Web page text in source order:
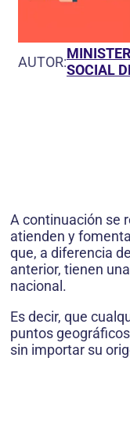
AUTOR:SOCIAL
A continuación se
atienden y
que, a diferencia
anterior, tienen
nacional.
Es decir, que
puntos
sin importar su